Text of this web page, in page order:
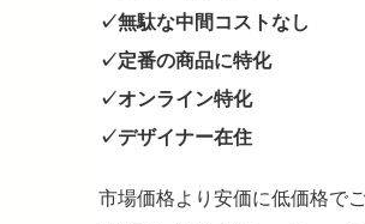
✓無駄な中間コストなし
✓定番の商品に特化
✓オンライン特化
✓デザイナー在住
市場価格より安価に低価格で